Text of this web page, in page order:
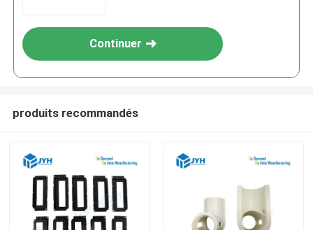
Continuer
produits recommandés